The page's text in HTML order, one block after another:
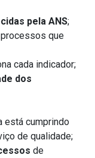
pela ANS;
que
cada indicador;
dos
está cumprindo
de qualidade;
de